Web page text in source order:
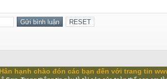
Hân hạnh chào đón các bạn đến với trang tin